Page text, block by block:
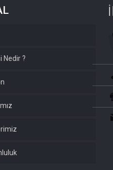
Nedir ?